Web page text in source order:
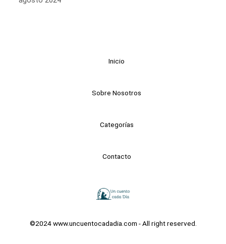
Inicio
Sobre Nosotros
Categorías
Contacto
©2024 www.uncuentocadadia.com - All right reserved.